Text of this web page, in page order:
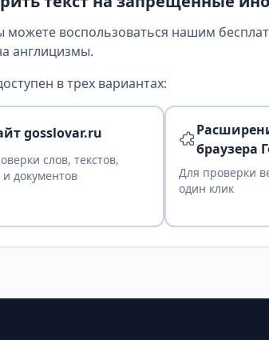
можете воспользоваться нашим
англицизмы.
в трех вариантах:
gosslovar.ru
слов, текстов,
и документов
браузера
Для проверки
один клик